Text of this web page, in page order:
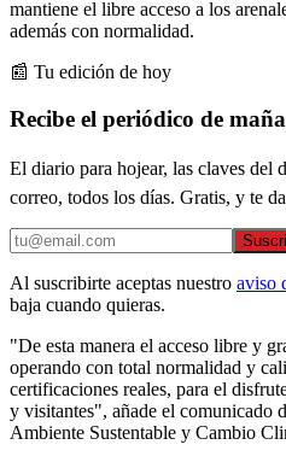
mantiene el libre acceso a los
además con normalidad.
📰 Tu edición de hoy
Recibe el periódico de
El diario para hojear, las claves
correo, todos los días. Gratis, y te
Al suscribirte aceptas nuestro aviso
baja cuando quieras.
"De esta manera el acceso libre y
operando con total normalidad y
certificaciones reales, para el
y visitantes", añade el comunicado
Ambiente Sustentable y Cambio